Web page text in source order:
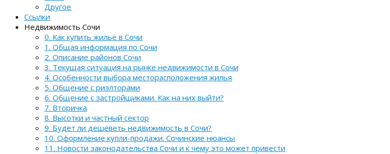
Другое
Ссылки
Недвижимость Сочи
0. Как купить жильё в Сочи
1. Общая информация по Сочи
2. Описание районов Сочи
3. Текущая ситуация на рынке недвижимости в Сочи
4. Особенности выбора месторасположения жилья
5. Общение с риэлторами
6. Общение с застройщиками. Как на них выйти?
7. Вторичка
8. Высотки и частный сектор
9. Будет ли дешеветь недвижимость в Сочи?
10. Оформление купли-продажи. Сочинские нюансы
11. Новости законодательства Сочи и к чему это может привести